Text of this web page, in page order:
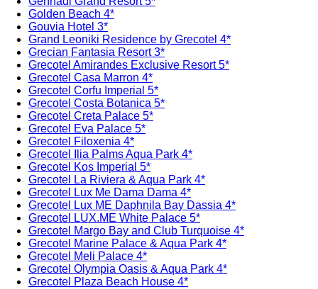
Golden Beach 4*
Gouvia Hotel 3*
Grand Leoniki Residence by Grecotel 4*
Grecian Fantasia Resort 3*
Grecotel Amirandes Exclusive Resort 5*
Grecotel Casa Marron 4*
Grecotel Corfu Imperial 5*
Grecotel Costa Botanica 5*
Grecotel Creta Palace 5*
Grecotel Eva Palace 5*
Grecotel Filoxenia 4*
Grecotel Ilia Palms Aqua Park 4*
Grecotel Kos Imperial 5*
Grecotel La Riviera & Aqua Park 4*
Grecotel Lux Me Dama Dama 4*
Grecotel Lux ME Daphnila Bay Dassia 4*
Grecotel LUX.ME White Palace​ 5*
Grecotel Margo Bay and Club Turquoise 4*
Grecotel Marine Palace & Aqua Park 4*
Grecotel Meli Palace 4*
Grecotel Olympia Oasis & Aqua Park 4*
Grecotel Plaza Beach House 4*